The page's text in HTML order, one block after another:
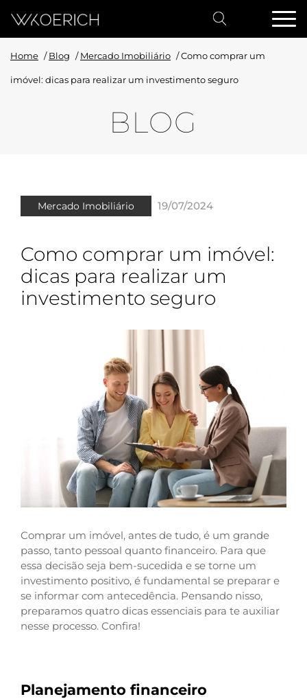
Home /Blog /Mercado Imobiliário /Como comprar um
imóvel: dicas para realizar um investimento seguro
BLOG
Mercado Imobiliário 19/07/2024
Como comprar um imóvel:
dicas para realizar um
investimento seguro
Comprar um imóvel, antes de tudo, é um grande
passo, tanto pessoal quanto financeiro. Para que
essa decisão seja bem-sucedida e se torne um
investimento positivo, é fundamental se preparar e
se informar com antecedência. Pensando nisso,
preparamos quatro dicas essenciais para te auxiliar
nesse processo. Confira!
Planejamento financeiro